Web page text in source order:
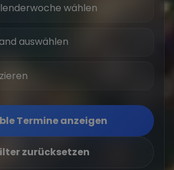
wählen
auswählen
Termine anzeigen
zurücksetzen